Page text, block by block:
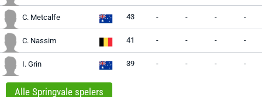
C. Metcalfe 43 - - - -
C. Nassim 41 - - - -
I. Grin 39 - - - -
Alle Springvale spelers